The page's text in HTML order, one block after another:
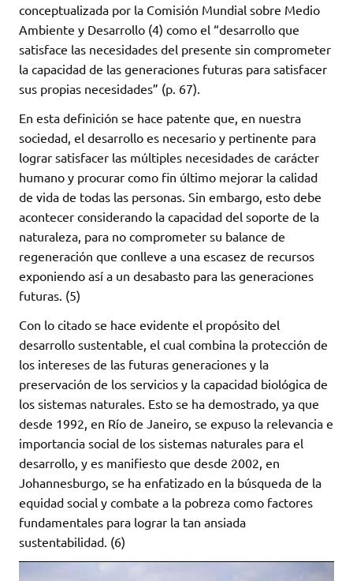
conceptualizada por la Comisión Mundial sobre Medio
Ambiente y Desarrollo (4) como el “desarrollo que
satisface las necesidades del presente sin comprometer
la capacidad de las generaciones futuras para satisfacer
sus propias necesidades” (p. 67).
En esta definición se hace patente que, en nuestra
sociedad, el desarrollo es necesario y pertinente para
lograr satisfacer las múltiples necesidades de carácter
humano y procurar como fin último mejorar la calidad
de vida de todas las personas. Sin embargo, esto debe
acontecer considerando la capacidad del soporte de la
naturaleza, para no comprometer su balance de
regeneración que conlleve a una escasez de recursos
exponiendo así a un desabasto para las generaciones
futuras. (5)
Con lo citado se hace evidente el propósito del
desarrollo sustentable, el cual combina la protección de
los intereses de las futuras generaciones y la
preservación de los servicios y la capacidad biológica de
los sistemas naturales. Esto se ha demostrado, ya que
desde 1992, en Río de Janeiro, se expuso la relevancia e
importancia social de los sistemas naturales para el
desarrollo, y es manifiesto que desde 2002, en
Johannesburgo, se ha enfatizado en la búsqueda de la
equidad social y combate a la pobreza como factores
fundamentales para lograr la tan ansiada
sustentabilidad. (6)